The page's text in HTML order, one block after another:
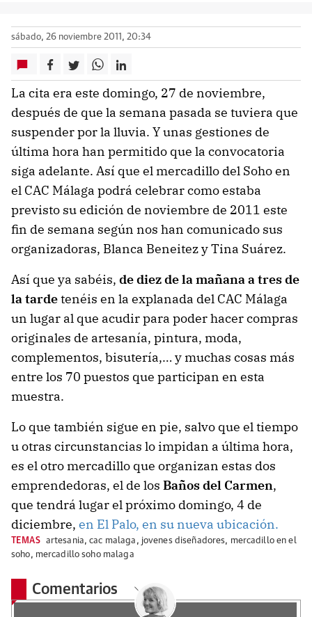
sábado, 26 noviembre 2011, 20:34
La cita era este domingo, 27 de noviembre,
después de que la semana pasada se tuviera que
suspender por la lluvia. Y unas gestiones de
última hora han permitido que la convocatoria
siga adelante. Así que el mercadillo del Soho en
el CAC Málaga podrá celebrar como estaba
previsto su edición de noviembre de 2011 este
fin de semana según nos han comunicado sus
organizadoras, Blanca Beneitez y Tina Suárez.
Así que ya sabéis, de diez de la mañana a tres de
la tardetenéis en la explanada del CAC Málaga
un lugar al que acudir para poder hacer compras
originales de artesanía, pintura, moda,
complementos, bisutería,… y muchas cosas más
entre los 70 puestos que participan en esta
muestra.
Lo que también sigue en pie, salvo que el tiempo
u otras circunstancias lo impidan a última hora,
es el otro mercadillo que organizan estas dos
emprendedoras, el de los Baños del Carmen,
que tendrá lugar el próximo domingo, 4 de
diciembre, en El Palo, en su nueva ubicación.
TEMAS artesania,cac malaga , jovenes diseñadores, mercadillo en el
soho, mercadillo soho malaga
Comentarios